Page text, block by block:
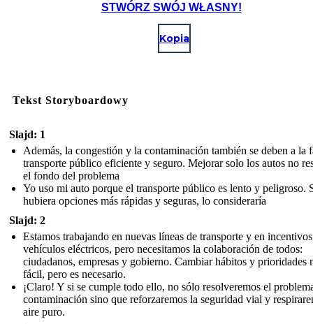
STWÓRZ SWÓJ WŁASNY!
Kopia
Tekst Storyboardowy
Slajd: 1
Además, la congestión y la contaminación también se deben a la
transporte público eficiente y seguro. Mejorar solo los autos no
el fondo del problema
Yo uso mi auto porque el transporte público es lento y peligroso.
hubiera opciones más rápidas y seguras, lo consideraría
Slajd: 2
Estamos trabajando en nuevas líneas de transporte y en
vehículos eléctricos, pero necesitamos la colaboración de todos:
ciudadanos, empresas y gobierno. Cambiar hábitos y prioridades
fácil, pero es necesario.
¡Claro! Y si se cumple todo ello, no sólo resolveremos el
contaminación sino que reforzaremos la seguridad vial y
aire puro.